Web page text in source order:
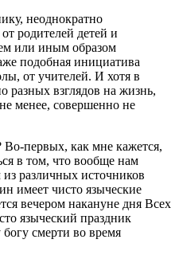
неоднократно
родителей детей и
или иным образом
подобная инициатива
от учителей. И хотя в
разных взглядов на жизнь,
менее, совершенно не
Во-первых, как мне кажется,
в том, что вообще нам
различных источников
имеет чисто языческие
вечером накануне дня Всех
языческий праздник
смерти во время